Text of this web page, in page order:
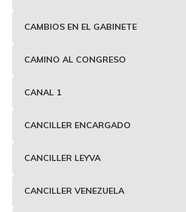
CAMBIOS EN EL GABINETE
CAMINO AL CONGRESO
CANAL 1
CANCILLER ENCARGADO
CANCILLER LEYVA
CANCILLER VENEZUELA